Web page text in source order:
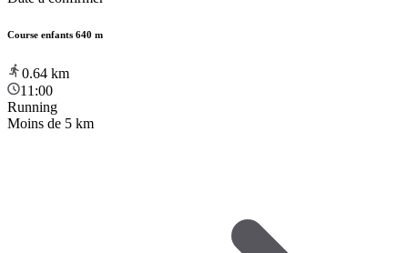
Course enfants 640 m
0.64 km
11:00
Running
Moins de 5 km